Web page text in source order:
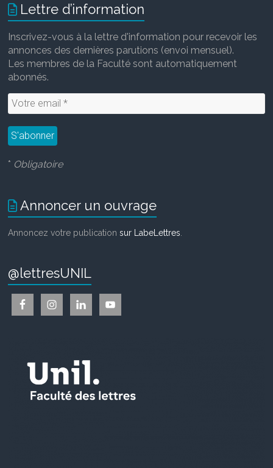
o
k
r
I
n
Lettre d’information
Inscrivez-vous à la lettre d'information pour recevoir les
annonces des dernières parutions (envoi mensuel).
Les membres de la Faculté sont automatiquement
abonnés.
* Obligatoire
Annoncer un ouvrage
Annoncez votre publicationsur LabeLettres
@lettresUNIL